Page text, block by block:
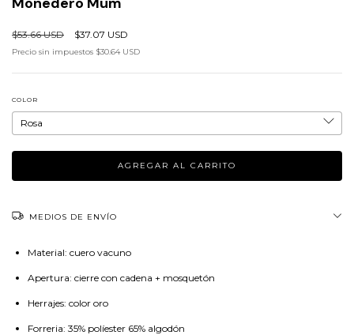
$53.66 USD $37.07 USD
Precio sin impuestos $30.64 USD
COLOR
MEDIOS DE ENVÍO
Material: cuero vacuno
Apertura: cierre con cadena + mosquetón
Herrajes: color oro
Forreria: 35% políester 65% algodón